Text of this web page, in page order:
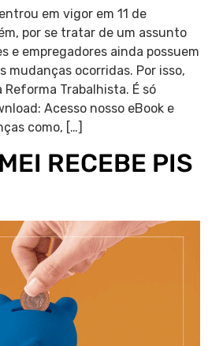
em vigor em 11 de
por se tratar de um assunto
e empregadores ainda possuem
mudanças ocorridas. Por isso,
Reforma Trabalhista. É só
Acesso nosso eBook e
como, […]
RECEBE PIS